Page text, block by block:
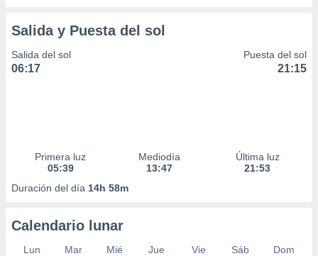
Salida y Puesta del sol
Salida del sol
06:17
Puesta del sol
21:15
Primera luz
05:39
Mediodía
13:47
Última luz
21:53
Duración del día 14h 58m
Calendario lunar
Lun Mar Mié Jue Vie Sáb
Dom